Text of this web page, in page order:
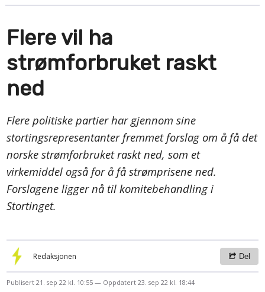
Flere vil ha
strømforbruket raskt
ned
Flere politiske partier har gjennom sine
stortingsrepresentanter fremmet forslag om å få det
norske strømforbruket raskt ned, som et
virkemiddel også for å få strømprisene ned.
Forslagene ligger nå til komitebehandling i
Stortinget.
Redaksjonen
Publisert21. sep 22 kl. 10:55 Oppdatert23. sep 22 kl. 18:44
Del